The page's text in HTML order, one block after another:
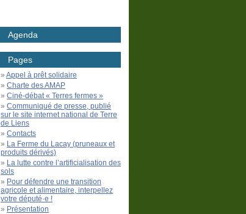
Agenda
Pages
Appel à prêt solidaire
Charte des AMAP
Ciné-débat « Terres fermes »
Communiqué de presse, publié
sur le site internet national de Terre
de Liens
Contacts
La Ferme du Lacay (pruneaux et
produits dérivés)
La lutte contre l’artificialisation des
sols
Pour défendre une transition
agricole et alimentaire, interpellez
votre député·e !
Présentation